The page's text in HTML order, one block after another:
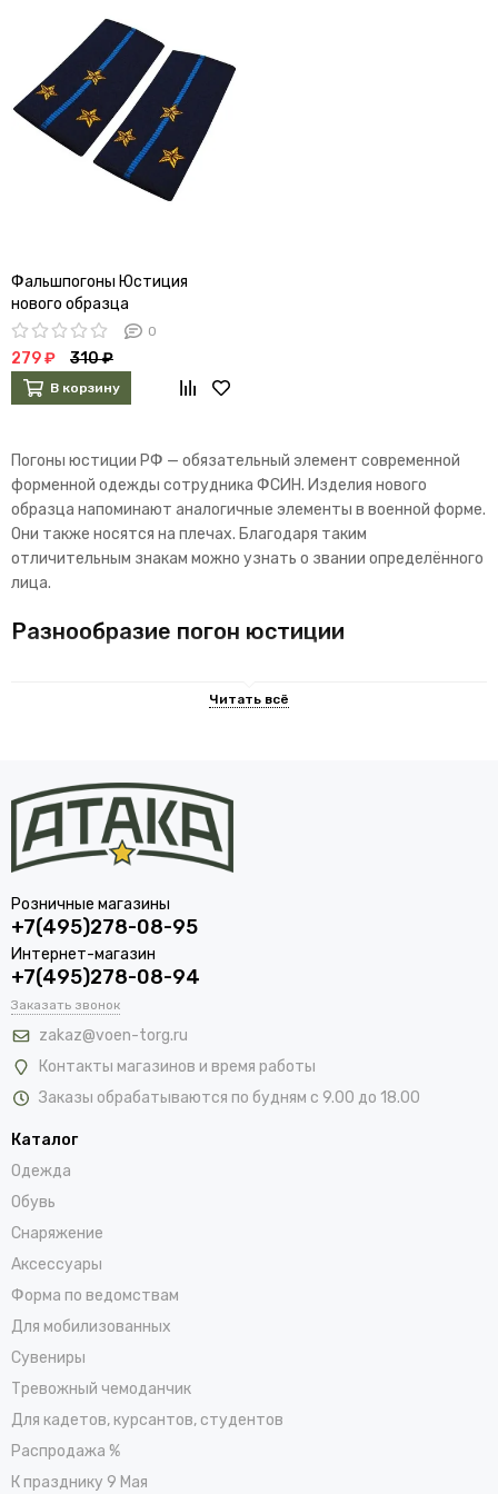
Фальшпогоны Юстиция
нового образца
жаккардового плетения
ст.лейтенант
0
279 ₽ 310 ₽
В корзину
Погоны юстиции РФ — обязательный элемент современной
форменной одежды сотрудника ФСИН. Изделия нового
образца напоминают аналогичные элементы в военной форме.
Они также носятся на плечах. Благодаря таким
отличительным знакам можно узнать о звании определённого
лица.
Разнообразие погон юстиции
В ассортименте нашего интернет-магазина вы сможете
найти погоны для сотрудников ФСИН любого звания:
младший лейтенант;
лейтенант;
старший лейтенант;
Различают два типа погон — повседневные и парадные.
Первый тип носится на форме ежедневно. Такие изделия
отличаются повышенной практичностью. Они очень медленно
пачкаются, легко чистятся при необходимости, не выцветают
под воздействием солнечных лучей. Как правило, такие
характеристики обеспечиваются за счёт применения
синтетических материалов, которые менее восприимчивые к
Парадные погоны имеют золотистый цвет и применяются в
особых случаях, например, в различных торжественных
Розничные магазины
+7(495)278-08-95
Интернет-магазин
+7(495)278-08-94
Заказать звонок
zakaz@voen-torg.ru
Контакты магазинов и время работы
Заказы обрабатываются по будням с 9.00 до 18.00
Каталог
Одежда
Обувь
Снаряжение
Аксессуары
Форма по ведомствам
Для мобилизованных
Сувениры
Тревожный чемоданчик
Для кадетов, курсантов, студентов
Распродажа %
К празднику 9 Мая